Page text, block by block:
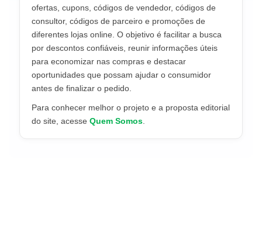
ofertas, cupons, códigos de vendedor, códigos de
consultor, códigos de parceiro e promoções de
diferentes lojas online. O objetivo é facilitar a busca
por descontos confiáveis, reunir informações úteis
para economizar nas compras e destacar
oportunidades que possam ajudar o consumidor
antes de finalizar o pedido.
Para conhecer melhor o projeto e a proposta editorial
do site, acesse Quem Somos